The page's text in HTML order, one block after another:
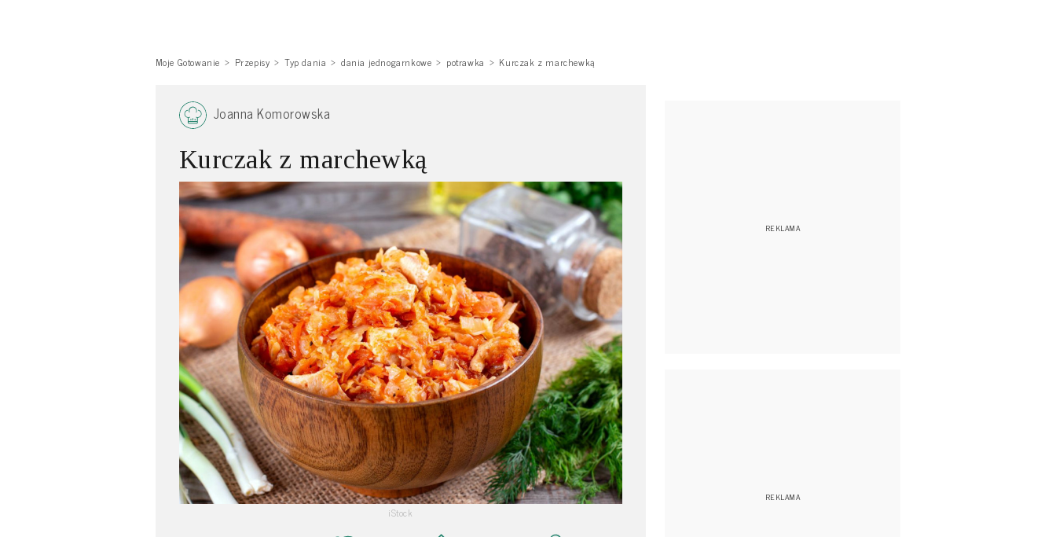
Moje Gotowanie Przepisy Typ dania dania jednogarnkowe potrawka Kurczak z marchewką
Joanna Komorowska
Kurczak z marchewką
iStock